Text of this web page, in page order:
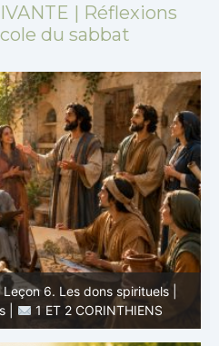
| Réflexions
du sabbat
Leçon 5 : Tout pour la gloire de
ET 2 CORINTHIENS